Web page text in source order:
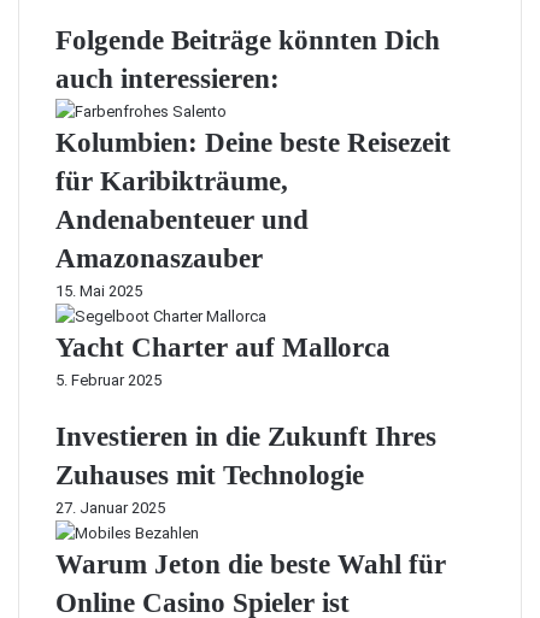
Folgende Beiträge könnten Dich
auch interessieren:
Kolumbien: Deine beste Reisezeit
für Karibikträume,
Andenabenteuer und
Amazonaszauber
15. Mai 2025
Yacht Charter auf Mallorca
5. Februar 2025
Investieren in die Zukunft Ihres
Zuhauses mit Technologie
27. Januar 2025
Warum Jeton die beste Wahl für
Online Casino Spieler ist